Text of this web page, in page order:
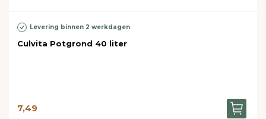
Levering binnen 2 werkdagen
Culvita Potgrond 40 liter
7,49